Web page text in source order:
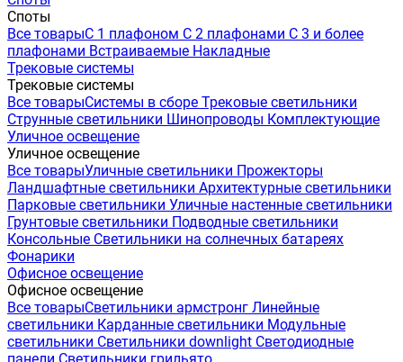
Споты
Все товарыС 1 плафоном С 2 плафонами С 3 и более
плафонами Встраиваемые Накладные
Трековые системы
Трековые системы
Все товарыСистемы в сборе Трековые светильники
Струнные светильники Шинопроводы Комплектующие
Уличное освещение
Уличное освещение
Все товарыУличные светильники Прожекторы
Ландшафтные светильники Архитектурные светильники
Парковые светильники Уличные настенные светильники
Грунтовые светильники Подводные светильники
Консольные Светильники на солнечных батареях
Фонарики
Офисное освещение
Офисное освещение
Все товарыСветильники армстронг Линейные
светильники Карданные светильники Модульные
светильники Светильники downlight Светодиодные